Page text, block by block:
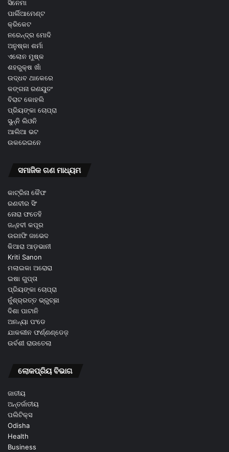
ସିନେମା
ପାର୍ଲିଆମେଣ୍ଟ
କ୍ରିକେଟ
ନରେନ୍ଦ୍ର ମୋଦି
ଅନୁଷ୍କା ଶର୍ମା
ଏଲୋନ ମୁଷ୍କ
ଶହରୁକ୍ଷ ଖାଁ
ଉଦ୍ଧବ ଥାକେରେ
କଙ୍ଗନା ରଣୟୁତଂ
ବିରାଟ କୋହଲି
ପ୍ରିୟଙ୍କା ଚୋପ୍ରା
ସୁନ୍ନି ଲିଓନି
ଆଲିଆ ଭଟ
ଉକରେଇନେ
ସମାଜିକ ଗଣ ମାଧ୍ୟମ
କାଟ୍ରିନା କୈଫ
ରଣବୀର ସିଂ
ନୋରା ଫତେହି
ଜନ୍ହବୀ କପୂର
ଉରଃଫି ଜାଭେଦ
କିଆରା ଆଡ଼ଭାନୀ
Kriti Sanon
ମଲାଇକା ଅରୋରା
ଇଷା ଗୁପ୍ତା
ପ୍ରିୟଙ୍କା ଚୋପ୍ରା
ନୁଁଶ୍ର୍ରତ୍ତ ଭ୍ରୁଚ୍ଛା
ଦିଶା ପାଟାନି
ଅନନ୍ୟା ପଂଡେ
ଯାକଲୀନ ଫର୍ଣ୍ଣଣ୍ଡେଜ଼
ଉର୍ବଶୀ ରାଉତେଲା
ଲୋକପ୍ରିୟ ବିଭାଗ
ଜାତୀୟ
ଅନ୍ତର୍ଜାତୀୟ
ପଲିଟିକ୍ସ
Odisha
Health
Business